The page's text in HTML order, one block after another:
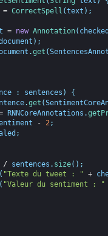
= CorrectSpell (text ) ;
= new Annotation(
) ;
.get (
: sentences )
{
.get (
RNNCoreAnnotations .
- 2;
;
/ sentences . size( ) ;
"Texte du tweet : " +
"Valeur du sentiment : "